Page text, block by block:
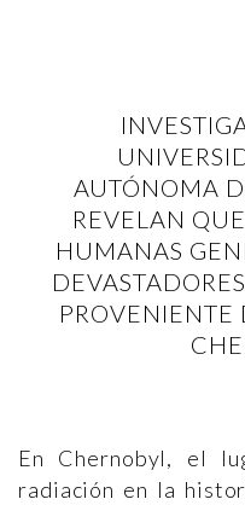
AUTÓNOMA
REVELAN
HUMANAS
PROVENIENTE
En Chernobyl, el
radiación en la